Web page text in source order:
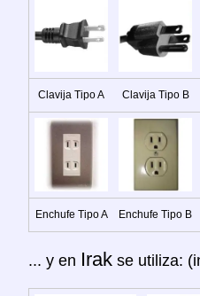
Clavija Tipo A Clavija Tipo B
Enchufe Tipo A Enchufe Tipo B
... y en Irak se utiliza: